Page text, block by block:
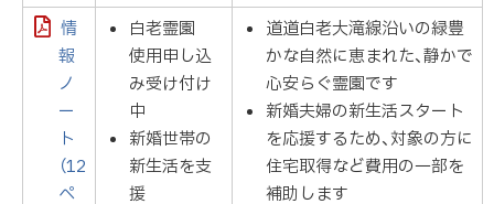
情
報
ノ
ー
ト
（12
ペ
白老霊園
使用申し込
み受け付け
中
新婚世帯の
新生活を支
援
道道白老大滝線沿いの緑豊
かな自然に恵まれた、静かで
心安らぐ霊園です
新婚夫婦の新生活スタート
を応援するため、対象の方に
住宅取得など費用の一部を
補助します